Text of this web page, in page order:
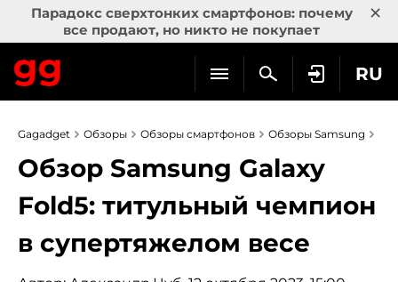
Парадокс сверхтонких смартфонов: почему
все продают, но никто не покупает
×
RU
Gagadget Обзоры Обзоры смартфонов Обзоры Samsung
Обзор Samsung Galaxy
Fold5: титульный чемпион
в супертяжелом весе